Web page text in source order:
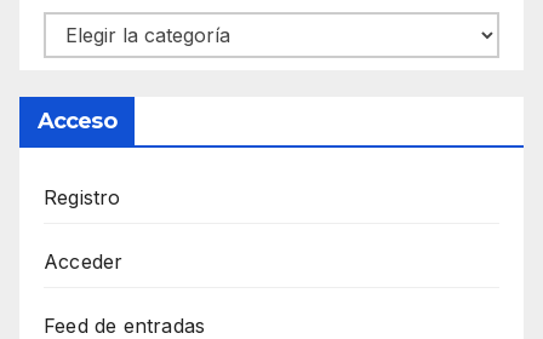
Categorías
Acceso
Registro
Acceder
Feed de entradas